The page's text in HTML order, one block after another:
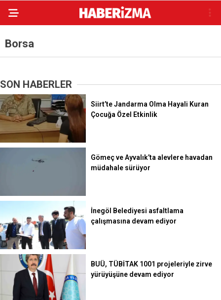
Borsa
SON HABERLER
Siirt’te Jandarma Olma Hayali Kuran
Çocuğa Özel Etkinlik
Gömeç ve Ayvalık’ta alevlere havadan
müdahale sürüyor
İnegöl Belediyesi asfaltlama
çalışmasına devam ediyor
BUÜ, TÜBİTAK 1001 projeleriyle zirve
yürüyüşüne devam ediyor